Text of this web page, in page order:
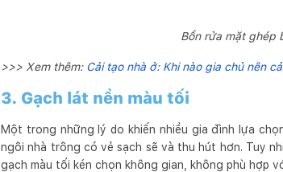
Bồn rửa mặt ghép
>>> Xem thêm: Cải tạo nhà ở: Khi nào gia chủ nên
3. Gạch lát nền màu tối
Một trong những lý do khiến nhiều gia đình lựa
ngôi nhà trông có vẻ sạch sẽ và thu hút hơn. Tuy
gạch màu tối kén chọn không gian, không phù hợp